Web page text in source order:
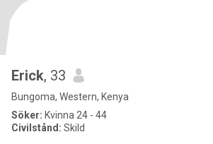
Erick, 33
Bungoma, Western, Kenya
Söker: Kvinna 24 - 44
Civilstånd: Skild